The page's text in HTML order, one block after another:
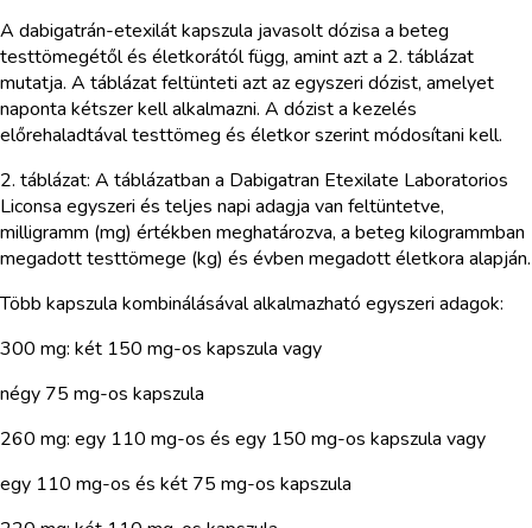
A dabigatrán-etexilát kapszula javasolt dózisa a beteg
testtömegétől és életkorától függ, amint azt a 2. táblázat
mutatja. A táblázat feltünteti azt az egyszeri dózist, amelyet
naponta kétszer kell alkalmazni. A dózist a kezelés
előrehaladtával testtömeg és életkor szerint módosítani kell.
2. táblázat: A táblázatban a Dabigatran Etexilate Laboratorios
Liconsa egyszeri és teljes napi adagja van feltüntetve,
milligramm (mg) értékben meghatározva, a beteg kilogrammban
megadott testtömege (kg) és évben megadott életkora alapján.
Több kapszula kombinálásával alkalmazható egyszeri adagok:
300 mg: két 150 mg-os kapszula vagy
négy 75 mg-os kapszula
260 mg: egy 110 mg-os és egy 150 mg-os kapszula vagy
egy 110 mg-os és két 75 mg-os kapszula